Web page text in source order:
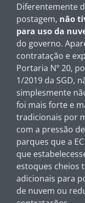
Diferentemente
postagem, não
para uso da
do governo.
contratação e
Portaria Nº 20,
1/2019 da SGD,
simplesmente
foi mais forte e
tradicionais por
com a pressão
parques que a
que
estoques cheios
adicionais para
de nuvem ou